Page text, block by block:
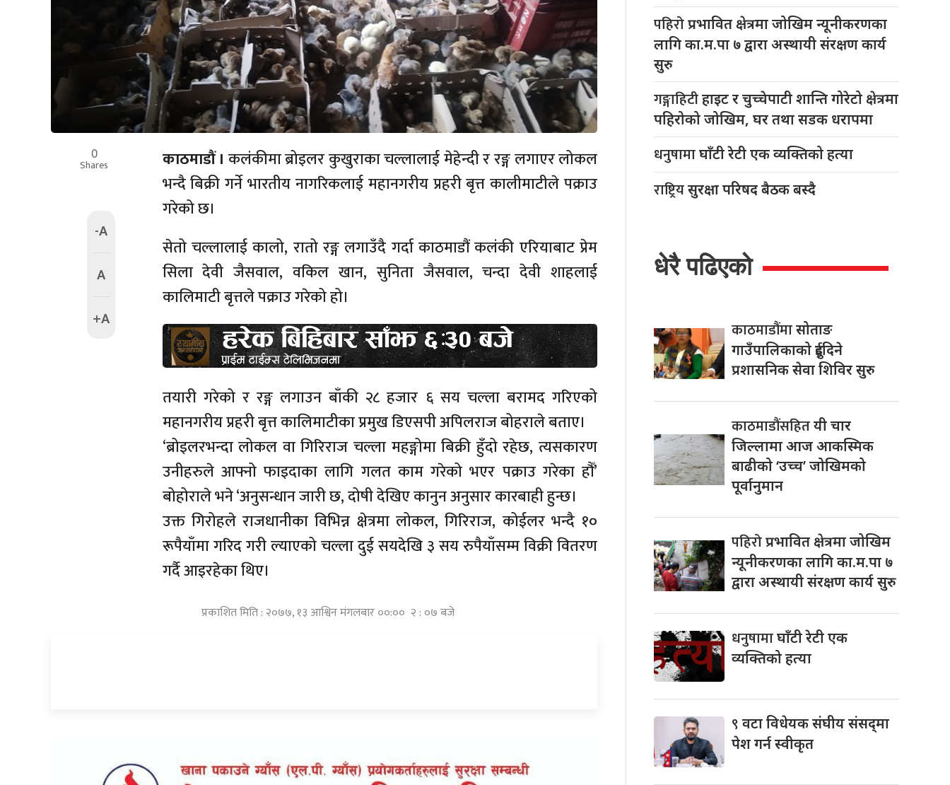
0
Shares
-A
A
+A
काठमाडौं । कलंकीमा ब्रोइलर कुखुराका चल्लालाई मेहेन्दी र रङ्ग लगाएर लोकल
भन्दै बिक्री गर्ने भारतीय नागरिकलाई महानगरीय प्रहरी बृत्त कालीमाटीले पक्राउ
गरेको छ।
सेतो चल्लालाई कालो, रातो रङ्ग लगाउँदै गर्दा काठमाडौं कलंकी एरियाबाट प्रेम
सिला देवी जैसवाल, वकिल खान, सुनिता जैसवाल, चन्दा देवी शाहलाई
कालिमाटी बृत्तले पक्राउ गरेको हो।
तयारी गरेको र रङ्ग लगाउन बाँकी २८ हजार ६ सय चल्ला बरामद गरिएको
महानगरीय प्रहरी बृत्त कालिमाटीका प्रमुख डिएसपी अपिलराज बोहराले बताए।
‘ब्रोइलरभन्दा लोकल वा गिरिराज चल्ला महङ्गोमा बिक्री हुँदो रहेछ, त्यसकारण
उनीहरुले आफ्नो फाइदाका लागि गलत काम गरेको भएर पक्राउ गरेका हौँ’
बोहोराले भने ‘अनुसन्धान जारी छ, दोषी देखिए कानुन अनुसार कारबाही हुन्छ।
उक्त गिरोहले राजधानीका विभिन्न क्षेत्रमा लोकल, गिरिराज, कोईलर भन्दै १०
रूपैयाँमा गरिद गरी ल्याएको चल्ला दुई सयदेखि ३ सय रुपैयाँसम्म विक्री वितरण
गर्दै आइरहेका थिए।
प्रकाशित मिति : २०७७, १३ आश्विन मंगलबार ००:०० २ : ०७ बजे
पहिरोप्रभावित क्षेत्रमा जोखिम न्यूनीकरणका
लागि का.म.पा ७ द्वारा अस्थायी संरक्षण कार्य
सुरु
गङ्गाहिटीहाइट र चुच्चेपाटी शान्ति गोरेटो क्षेत्रमा
पहिरोको जोखिम, घर तथा सडक धरापमा
धनुषामाघाँटी रेटी एक व्यक्तिको हत्या
राष्ट्रियसुरक्षा परिषद बैठक बस्दै
धेरै पढिएको
काठमाडौंमासोताङ
गाउँपालिकाको दुईदिने
प्रशासनिक सेवा शिविर सुरु
काठमाडौंसहितयी चार
जिल्लामा आज आकस्मिक
बाढीको ‘उच्च’ जोखिमको
पूर्वानुमान
पहिरोप्रभावित क्षेत्रमा जोखिम
न्यूनीकरणका लागि का.म.पा ७
द्वारा अस्थायी संरक्षण कार्य सुरु
धनुषामाघाँटी रेटी एक
व्यक्तिको हत्या
९वटा विधेयक संघीय संसद्‌मा
पेश गर्न स्वीकृत